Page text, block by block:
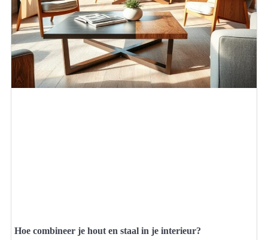
Hoe combineer je hout en staal in je interieur?